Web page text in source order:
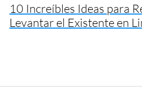
10 Increíbles Ideas para
Levantar el Existente en